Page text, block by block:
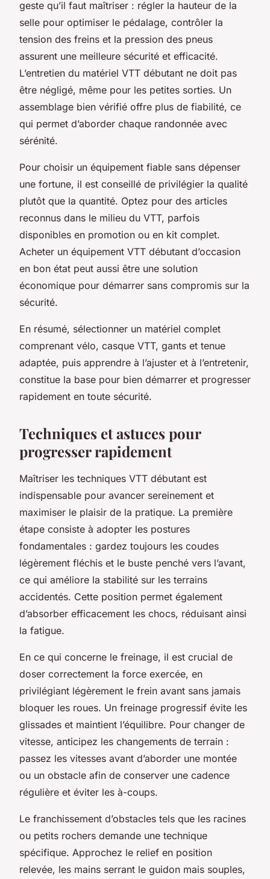
geste qu’il faut maîtriser : régler la hauteur de la
selle pour optimiser le pédalage, contrôler la
tension des freins et la pression des pneus
assurent une meilleure sécurité et efficacité.
L’entretien du matériel VTT débutant ne doit pas
être négligé, même pour les petites sorties. Un
assemblage bien vérifié offre plus de fiabilité, ce
qui permet d’aborder chaque randonnée avec
sérénité.
Pour choisir un équipement fiable sans dépenser
une fortune, il est conseillé de privilégier la qualité
plutôt que la quantité. Optez pour des articles
reconnus dans le milieu du VTT, parfois
disponibles en promotion ou en kit complet.
Acheter un équipement VTT débutant d’occasion
en bon état peut aussi être une solution
économique pour démarrer sans compromis sur la
sécurité.
En résumé, sélectionner un matériel complet
comprenant vélo, casque VTT, gants et tenue
adaptée, puis apprendre à l’ajuster et à l’entretenir,
constitue la base pour bien démarrer et progresser
rapidement en toute sécurité.
Techniques et astuces pour
progresser rapidement
Maîtriser les techniques VTT débutant est
indispensable pour avancer sereinement et
maximiser le plaisir de la pratique. La première
étape consiste à adopter les postures
fondamentales : gardez toujours les coudes
légèrement fléchis et le buste penché vers l’avant,
ce qui améliore la stabilité sur les terrains
accidentés. Cette position permet également
d’absorber efficacement les chocs, réduisant ainsi
la fatigue.
En ce qui concerne le freinage, il est crucial de
doser correctement la force exercée, en
privilégiant légèrement le frein avant sans jamais
bloquer les roues. Un freinage progressif évite les
glissades et maintient l’équilibre. Pour changer de
vitesse, anticipez les changements de terrain :
passez les vitesses avant d’aborder une montée
ou un obstacle afin de conserver une cadence
régulière et éviter les à-coups.
Le franchissement d’obstacles tels que les racines
ou petits rochers demande une technique
spécifique. Approchez le relief en position
relevée, les mains serrant le guidon mais souples,